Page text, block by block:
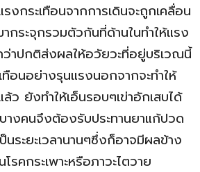
งกระเทือนจากการเดินจะถูกเคลื่อน
กระจุกรวมตัวกันที่ด้านในทำให้แรง
ว่าปกติส่งผลให้อวัยวะที่อยู่บริเวณนี้
ทือนอย่างรุนแรงนอกจากจะทำให้
ว ยังทำให้เอ็นรอบๆเข่าอักเสบได้
างคนจึงต้องรับประทานยาแก้ปวด
ระยะเวลานานๆซึ่งก็อาจมีผลข้าง
รคกระเพาะหรือภาวะไตวาย